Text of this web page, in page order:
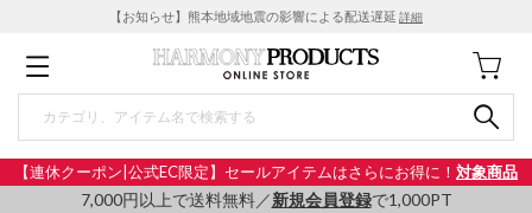
【お知らせ】熊本地域地震の影響による配送遅延 詳細
【連休クーポン|公式EC限定】セールアイテムはさらにお得に！ 対象商品
7,000円以上で送料無料／新規会員登録で1,000PT